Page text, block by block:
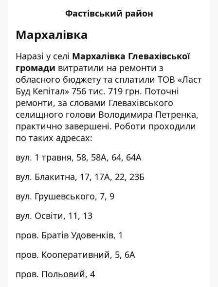
Фастівський район
Мархалівка
Наразі у селі Мархалівка Глевахівської
громади витратили на ремонти з
обласного бюджету та сплатили ТОВ «Ласт
Буд Кепітал» 756 тис. 719 грн. Поточні
ремонти, за словами Глевахівського
селищного голови Володимира Петренка,
практично завершені. Роботи проходили
по таких адресах:
вул. 1 травня, 58, 58А, 64, 64А
вул. Блакитна, 17, 17А, 22, 23Б
вул. Грушевського, 7, 9
вул. Освіти, 11, 13
пров. Братів Удовенків, 1
пров. Кооперативний, 5, 6А
пров. Польовий, 4